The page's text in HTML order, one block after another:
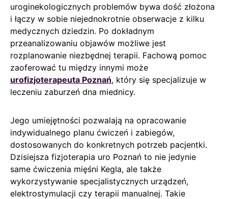
uroginekologicznych problemów bywa dość złożona
i łączy w sobie niejednokrotnie obserwacje z kilku
medycznych dziedzin. Po dokładnym
przeanalizowaniu objawów możliwe jest
rozplanowanie niezbędnej terapii. Fachową pomoc
zaoferować tu między innymi może
urofizjoterapeuta Poznań, który się specjalizuje w
leczeniu zaburzeń dna miednicy.
Jego umiejętności pozwalają na opracowanie
indywidualnego planu ćwiczeń i zabiegów,
dostosowanych do konkretnych potrzeb pacjentki.
Dzisiejsza fizjoterapia uro Poznań to nie jedynie
same ćwiczenia mięśni Kegla, ale także
wykorzystywanie specjalistycznych urządzeń,
elektrostymulacji czy terapii manualnej. Takie